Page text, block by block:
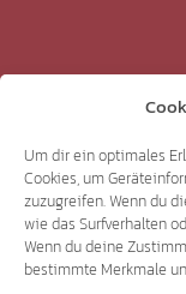
Um dir ein optimales
Cookies, um
zuzugreifen. Wenn du
wie das Surfverhalten
Wenn du deine
bestimmte Merkmale